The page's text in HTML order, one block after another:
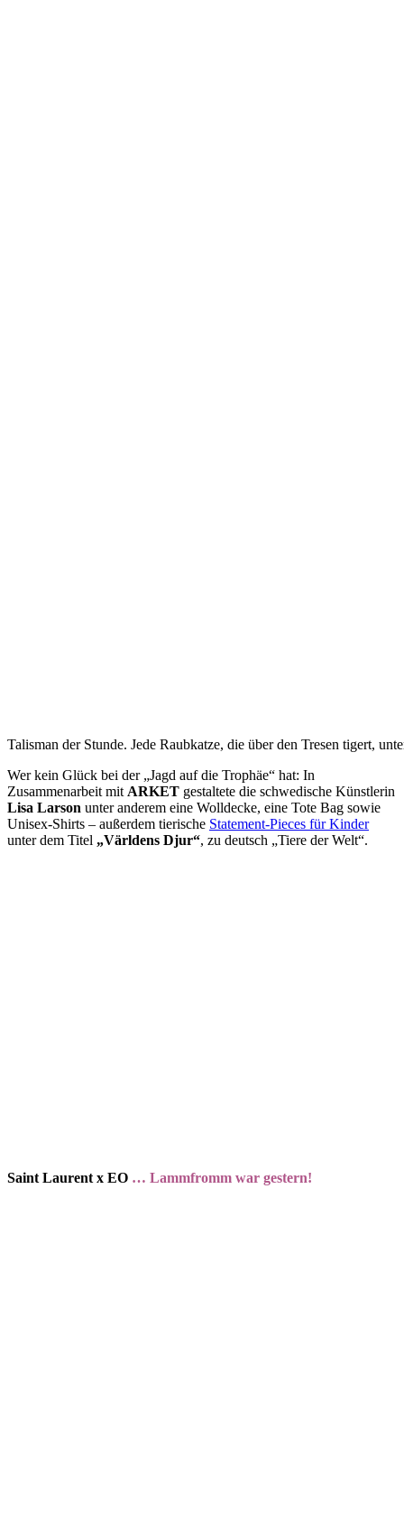
Talisman der Stunde. Jede Raubkatze, die über den Tresen tigert,
Wer kein Glück bei der „Jagd auf die Trophäe“ hat: In
Zusammenarbeit mit ARKET gestaltete die schwedische Künstlerin
Lisa Larson unter anderem eine Wolldecke, eine Tote Bag sowie
Unisex-Shirts – außerdem tierische Statement-Pieces für Kinder
unter dem Titel „Världens Djur“, zu deutsch „Tiere der Welt“.
Saint Laurent x EO … Lammfromm war gestern!